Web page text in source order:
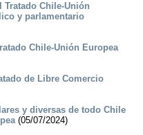
Chile-Unión
y parlamentario
Chile-Unión Europea
de Libre Comercio
y diversas de todo Chile
(05/07/2024)